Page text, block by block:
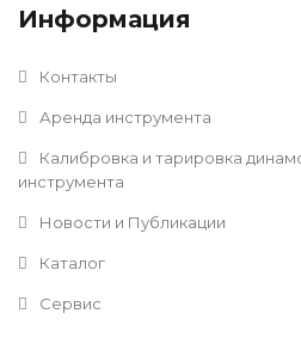
Информация
Контакты
Аренда инструмента
Калибровка и тарировка
инструмента
Новости и Публикации
Каталог
Сервис